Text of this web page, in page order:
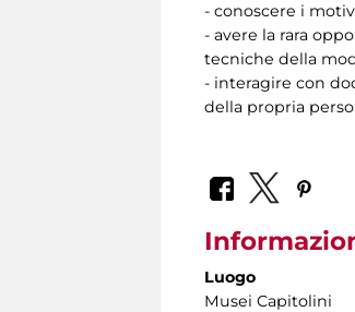
- conoscere i
- avere la rara
tecniche della
- interagire con
della propria
Luogo
Musei Capitolini